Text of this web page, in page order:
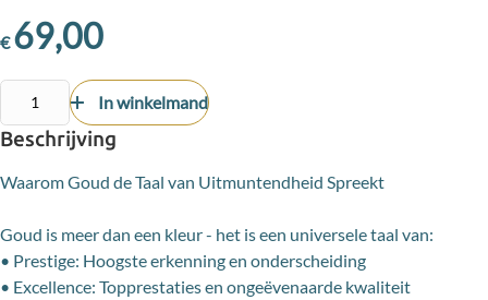
€69,00
In winkelmand
Beschrijving
Waarom Goud de Taal van Uitmuntendheid Spreekt
Goud is meer dan een kleur - het is een universele taal van:
• Prestige: Hoogste erkenning en onderscheiding
• Excellence: Topprestaties en ongeëvenaarde kwaliteit